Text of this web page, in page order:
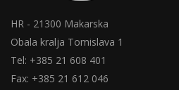
HR - 21300 Makarska
Obala kralja Tomislava 1
Tel: +385 21 608 401
Fax: +385 21 612 046